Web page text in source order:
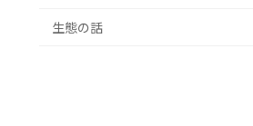
生態の話